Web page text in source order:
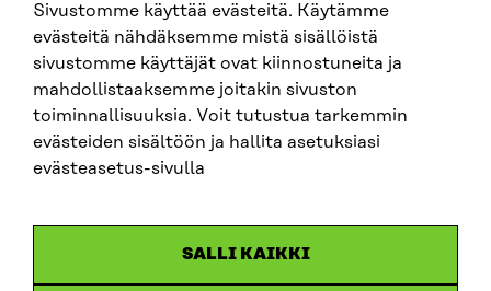
Sivustomme käyttää evästeitä. Käytämme
evästeitä nähdäksemme mistä sisällöistä
sivustomme käyttäjät ovat kiinnostuneita ja
mahdollistaaksemme joitakin sivuston
toiminnallisuuksia. Voit tutustua tarkemmin
evästeiden sisältöön ja hallita asetuksiasi
evästeasetus-sivulla
SALLI KAIKKI
SITRA PÅ SOCIALA MEDIER
LinkedIn
Instagram
YouTube